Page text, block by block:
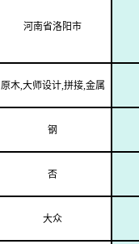
河南省洛阳市
原木,大师设计,拼接,金属
钢
否
大众